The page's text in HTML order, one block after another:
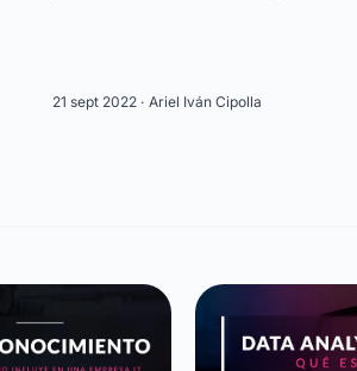
21 sept 2022 · Ariel Iván Cipolla